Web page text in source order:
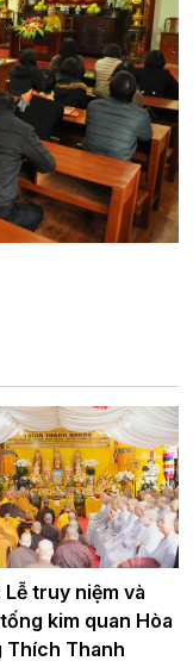
Lễ truy niệm và
kim quan Hòa
Thích Thanh